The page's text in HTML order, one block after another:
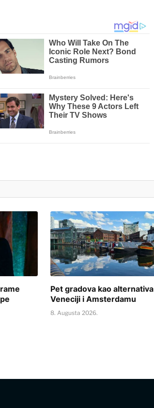
Pet gradova kao alternativa
Veneciji i Amsterdamu
8. Augusta 2026.